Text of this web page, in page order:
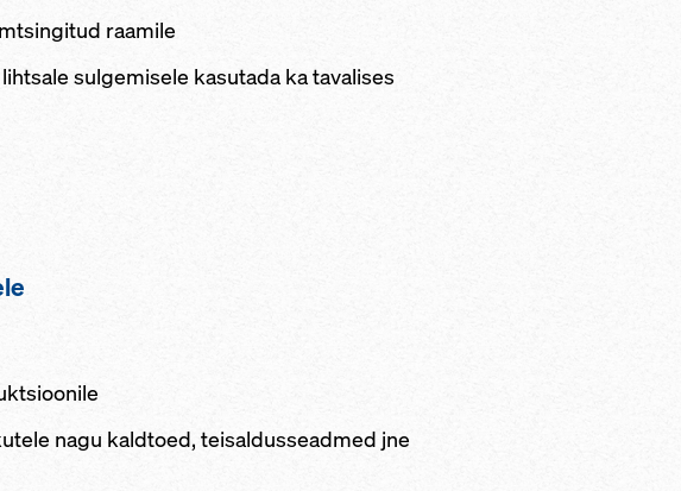
raamile
sulgemisele kasutada ka tavalises
nagu kaldtoed, teisaldusseadmed jne